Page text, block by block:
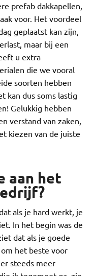
prefab dakkapellen,
voor. Het voordeel
geplaatst kan zijn,
maar bij een
u extra
die we vooral
soorten hebben
kan dus soms lastig
Gelukkig hebben
verstand van zaken,
kiezen van de juiste
aan het
als je hard werkt, je
In het begin was de
dat als je goede
het beste voor
steeds meer